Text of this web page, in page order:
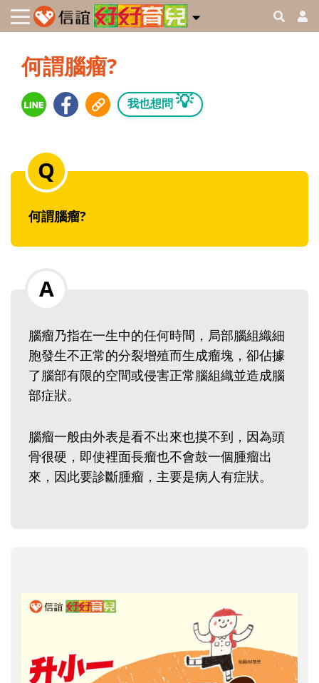
何謂腦瘤?
我也想問 💡
何謂腦瘤?
腦瘤乃指在一生中的任何時間，局部腦組織細
胞發生不正常的分裂增殖而生成瘤塊，卻佔據
了腦部有限的空間或侵害正常腦組織並造成腦
部症狀。
腦瘤一般由外表是看不出來也摸不到，因為頭
骨很硬，即使裡面長瘤也不會鼓一個腫瘤出
來，因此要診斷腫瘤，主要是病人有症狀。